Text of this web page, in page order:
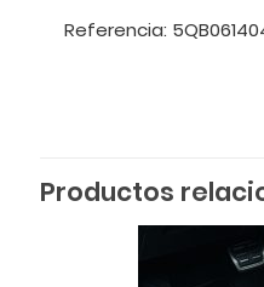
Referencia:
Productos